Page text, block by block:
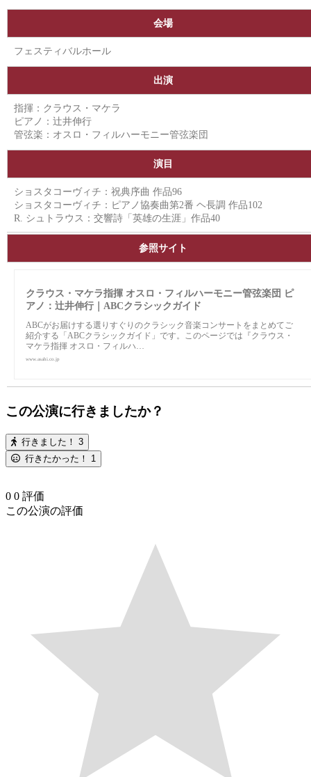
会場
フェスティバルホール
出演
指揮：クラウス・マケラ
ピアノ：辻󠄀井伸行
管弦楽：オスロ・フィルハーモニー管弦楽団
演目
ショスタコーヴィチ：祝典序曲 作品96
ショスタコーヴィチ：ピアノ協奏曲第2番 ヘ長調 作品102
R. シュトラウス：交響詩「英雄の生涯」作品40
参照サイト
クラウス・マケラ指揮 オスロ・フィルハーモニー管弦楽団 ピ
アノ：辻井伸行｜ABCクラシックガイド
ABCがお届けする選りすぐりのクラシック音楽コンサートをまとめてご
紹介する「ABCクラシックガイド」です。このページでは『クラウス・
マケラ指揮 オスロ・フィルハ…
www.asahi.co.jp
この公演に行きましたか？
行きました！ 3
行きたかった！ 1
0 0 評価
この公演の評価